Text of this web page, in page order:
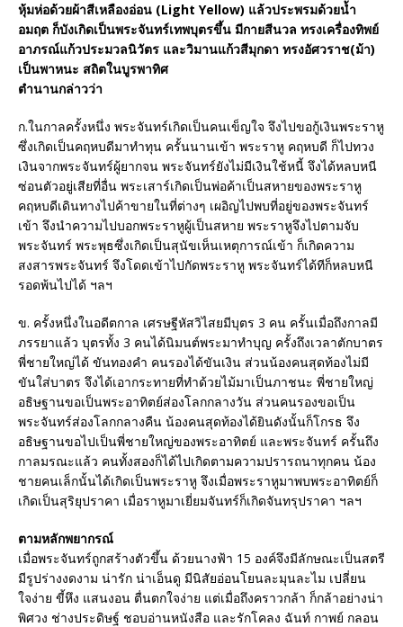
หุ้มห่อด้วยผ้าสีเหลืองอ่อน (Light Yellow) แล้วประพรมด้วยน้ำ
อมฤต ก็บังเกิดเป็นพระจันทร์เทพบุตรขึ้น มีกายสีนวล ทรงเครื่องทิพย์
อาภรณ์แก้วประมวลนิวัตร และวิมานแก้วสีมุกดา ทรงอัศวราช(ม้า)
เป็นพาหนะ สถิตในบูรพาทิศ
ตำนานกล่าวว่า
ก.ในกาลครั้งหนึ่ง พระจันทร์เกิดเป็นคนเข็ญใจ จึงไปขอกู้เงินพระราหู
ซึ่งเกิดเป็นคฤหบดีมาทำทุน ครั้นนานเข้า พระราหู คฤหบดี ก็ไปทวง
เงินจากพระจันทร์ผู้ยากจน พระจันทร์ยังไม่มีเงินใช้หนี้ จึงได้หลบหนี
ซ่อนตัวอยู่เสียที่อื่น พระเสาร์เกิดเป็นพ่อค้าเป็นสหายของพระราหู
คฤหบดีเดินทางไปค้าขายในที่ต่างๆ เผอิญไปพบที่อยู่ของพระจันทร์
เข้า จึงนำความไปบอกพระราหูผู้เป็นสหาย พระราหูจึงไปตามจับ
พระจันทร์ พระพุธซึ่งเกิดเป็นสุนัขเห็นเหตุการณ์เข้า ก็เกิดความ
สงสารพระจันทร์ จึงโดดเข้าไปกัดพระราหู พระจันทร์ได้ทีก็หลบหนี
รอดพ้นไปได้ ฯลฯ
ข. ครั้งหนึ่งในอดีตกาล เศรษฐีหัสวิไสยมีบุตร 3 คน ครั้นเมื่อถึงกาลมี
ภรรยาแล้ว บุตรทั้ง 3 คนได้นิมนต์พระมาทำบุญ ครั้งถึงเวลาตักบาตร
พี่ชายใหญ่ได้ ขันทองคำ คนรองได้ขันเงิน ส่วนน้องคนสุดท้องไม่มี
ขันใส่บาตร จึงได้เอากระทายที่ทำด้วยไม้มาเป็นภาชนะ พี่ชายใหญ่
อธิษฐานขอเป็นพระอาทิตย์ส่องโลกกลางวัน ส่วนคนรองขอเป็น
พระจันทร์ส่องโลกกลางคืน น้องคนสุดท้องได้ยินดังนั้นก็โกรธ จึง
อธิษฐานขอไปเป็นพี่ชายใหญ่ของพระอาทิตย์ และพระจันทร์ ครั้นถึง
กาลมรณะแล้ว คนทั้งสองก็ได้ไปเกิดตามความปรารถนาทุกคน น้อง
ชายคนเล็กนั้นได้เกิดเป็นพระราหู จึงเมื่อพระราหูมาพบพระอาทิตย์ก็
เกิดเป็นสุริยุปราคา เมื่อราหูมาเยี่ยมจันทร์ก็เกิดจันทรุปราคา ฯลฯ
ตามหลักพยากรณ์
เมื่อพระจันทร์ถูกสร้างตัวขึ้น ด้วยนางฟ้า 15 องค์จึงมีลักษณะเป็นสตรี
มีรูปร่างงดงาม น่ารัก น่าเอ็นดู มีนิสัยอ่อนโยนละมุนละไม เปลี่ยน
ใจง่าย ขี้หึง แสนงอน ตื่นตกใจง่าย แต่เมื่อถึงคราวกล้า ก็กล้าอย่างน่า
พิศวง ช่างประดิษฐ์ ชอบอ่านหนังสือ และรักโคลง ฉันท์ กาพย์ กลอน